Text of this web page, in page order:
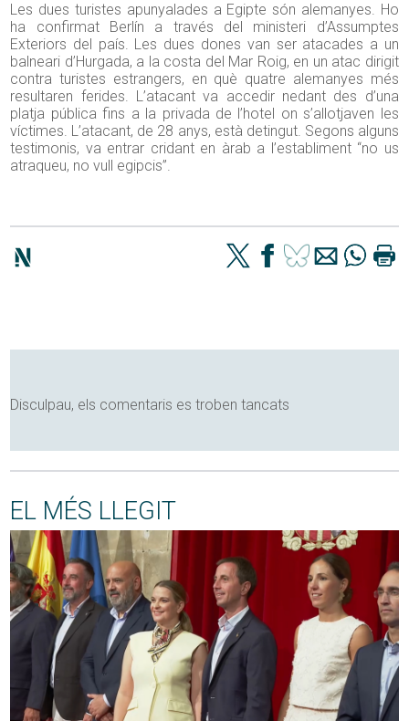
Les dues turistes apunyalades a Egipte són alemanyes. Ho
ha confirmat Berlín a través del ministeri d’Assumptes
Exteriors del país. Les dues dones van ser atacades a un
balneari d’Hurgada, a la costa del Mar Roig, en un atac dirigit
contra turistes estrangers, en què quatre alemanyes més
resultaren ferides. L’atacant va accedir nedant des d’una
platja pública fins a la privada de l’hotel on s’allotjaven les
víctimes. L’atacant, de 28 anys, està detingut. Segons alguns
testimonis, va entrar cridant en àrab a l’establiment “no us
atraqueu, no vull egipcis”.
Disculpau, els comentaris es troben tancats
EL MÉS LLEGIT